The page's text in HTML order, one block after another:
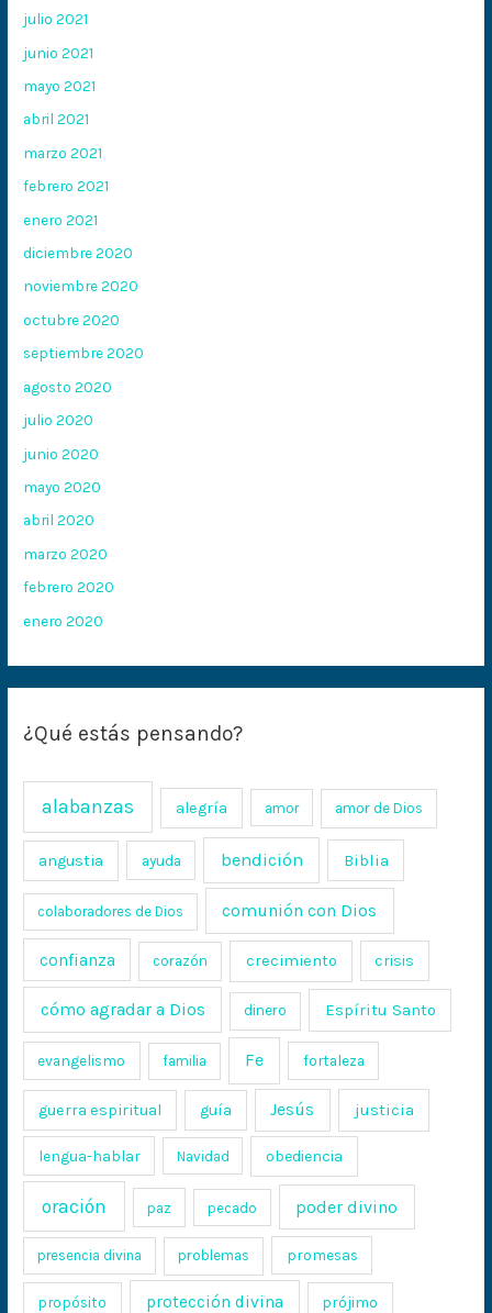
julio 2021
junio 2021
mayo 2021
abril 2021
marzo 2021
febrero 2021
enero 2021
diciembre 2020
noviembre 2020
octubre 2020
septiembre 2020
agosto 2020
julio 2020
junio 2020
mayo 2020
abril 2020
marzo 2020
febrero 2020
enero 2020
¿Qué estás pensando?
alabanzas alegría amor amor de Dios
angustia ayuda bendición Biblia
colaboradores de Dios comunión con Dios
confianza corazón crecimiento crisis
cómo agradar a Dios dinero Espíritu Santo
evangelismo familia Fe fortaleza
guerra espiritual guía Jesús justicia
lengua-hablar Navidad obediencia
oración paz pecado poder divino
presencia divina problemas promesas
propósito protección divina prójimo